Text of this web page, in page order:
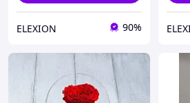
ELEXION 90%